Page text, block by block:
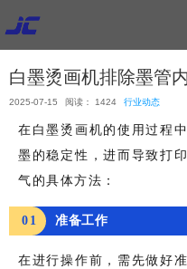
白墨烫画机排除墨管
2025-07-15 阅读： 1424 行业动态
在白墨烫画机的使用过程
墨的稳定性，进而导致打
气的具体方法：
0 1 准备工作
在进行操作前，需先做好